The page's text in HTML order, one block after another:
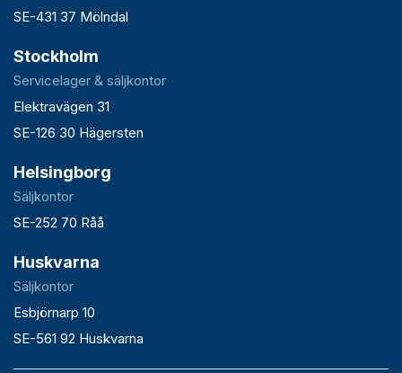
SE-431 37 Mölndal
Stockholm
Servicelager & säljkontor
Elektravägen 31
SE-126 30 Hägersten
Helsingborg
Säljkontor
SE-252 70 Råå
Huskvarna
Säljkontor
Esbjörnarp 10
SE-561 92 Huskvarna